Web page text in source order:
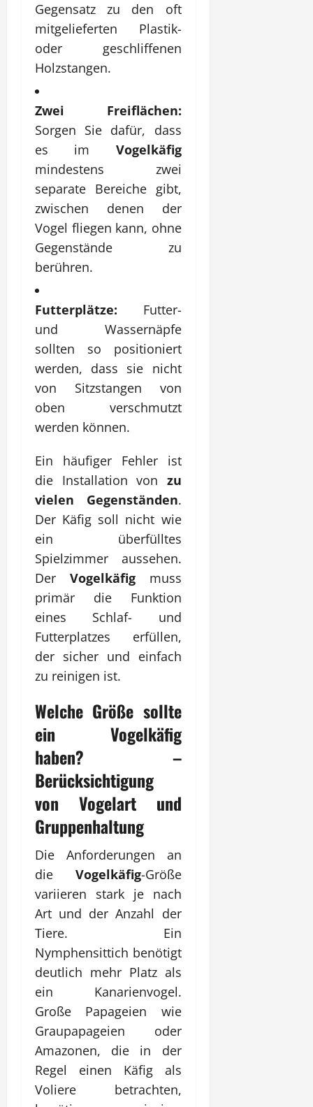
Gegensatz zu den oft
mitgelieferten Plastik-
oder geschliffenen
Holzstangen.
Zwei Freiflächen:
Sorgen Sie dafür, dass
es im Vogelkäfig
mindestens zwei
separate Bereiche gibt,
zwischen denen der
Vogel fliegen kann, ohne
Gegenstände zu
berühren.
Futterplätze: Futter-
und Wassernäpfe
sollten so positioniert
werden, dass sie nicht
von Sitzstangen von
oben verschmutzt
werden können.
Ein häufiger Fehler ist
die Installation von zu
vielen Gegenständen.
Der Käfig soll nicht wie
ein überfülltes
Spielzimmer aussehen.
Der Vogelkäfigmuss
primär die Funktion
eines Schlaf- und
Futterplatzes erfüllen,
der sicher und einfach
zu reinigen ist.
Welche Größe sollte
ein Vogelkäfig
haben? –
Berücksichtigung
von Vogelart und
Gruppenhaltung
Die Anforderungen an
die Vogelkäfig-Größe
variieren stark je nach
Art und der Anzahl der
Tiere. Ein
Nymphensittich benötigt
deutlich mehr Platz als
ein Kanarienvogel.
Große Papageien wie
Graupapageien oder
Amazonen, die in der
Regel einen Käfig als
Voliere betrachten,